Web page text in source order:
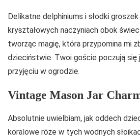
Delikatne delphiniums i słodki
kryształowych naczyniach obok
tworząc magię, która przypomina mi
dzieciństwie. Twoi goście poczują się
przyjęciu w ogrodzie.
Vintage Mason Jar
Absolutnie uwielbiam, jak oddech
koralowe róże w tych wodnych